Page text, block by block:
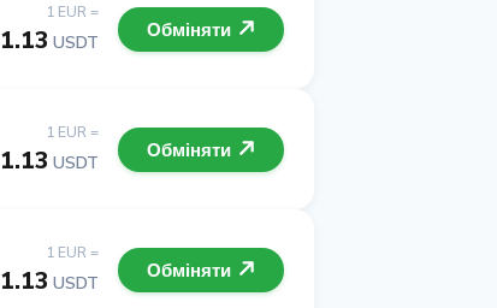
1 EUR =
1.13 USDT
Обміняти
1 EUR =
1.13 USDT
Обміняти
1 EUR =
1.13 USDT
Обміняти